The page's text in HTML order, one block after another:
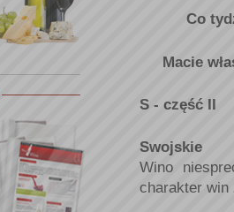
Co
Macie
S - częśćII
Swojskie
Wino
charakter win